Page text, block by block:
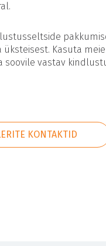
üksteisest. Kasuta
soovile vastav
KONTAKTID